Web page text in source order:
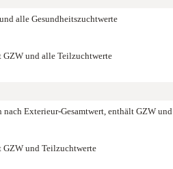
alle Gesundheitszuchtwerte
und alle Teilzuchtwerte
Exterieur-Gesamtwert, enthält GZW und
GZW und Teilzuchtwerte